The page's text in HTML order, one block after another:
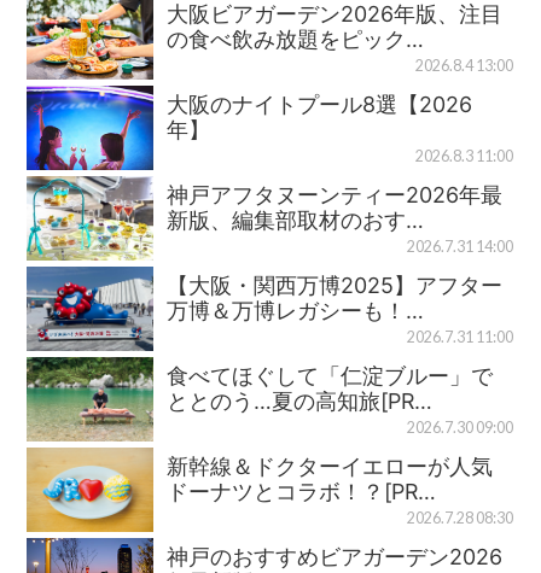
大阪ビアガーデン2026年版、注目
の食べ飲み放題をピック…
2026.8.4 13:00
大阪のナイトプール8選【2026
年】
2026.8.3 11:00
神戸アフタヌーンティー2026年最
新版、編集部取材のおす…
2026.7.31 14:00
【大阪・関西万博2025】アフター
万博＆万博レガシーも！…
2026.7.31 11:00
食べてほぐして「仁淀ブルー」で
ととのう…夏の高知旅[PR…
2026.7.30 09:00
新幹線＆ドクターイエローが人気
ドーナツとコラボ！？[PR…
2026.7.28 08:30
神戸のおすすめビアガーデン2026